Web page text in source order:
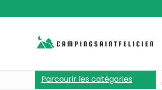
Parcourir les catégories